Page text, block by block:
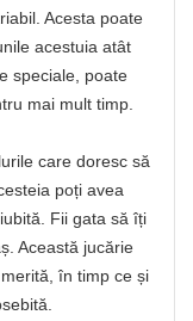
Acesta poate
acestuia atât
speciale, poate
mai mult timp.
care doresc să
poți avea
Fii gata să îți
Această jucărie
în timp ce și